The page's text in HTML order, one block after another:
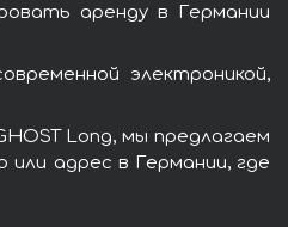
аренду в Германии
электроникой,
Long, мы предлагаем
адрес в Германии, где